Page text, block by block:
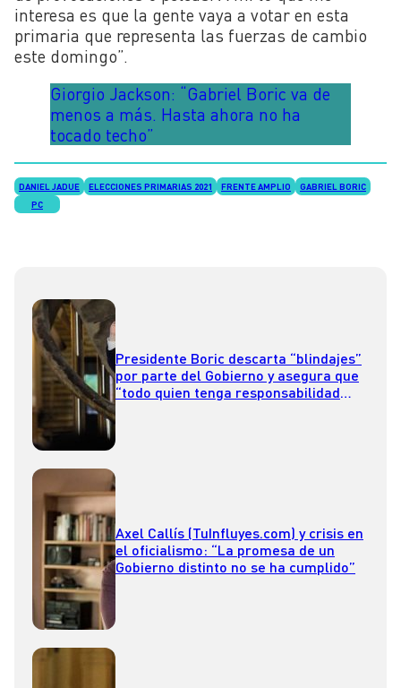
interesa es que la gente vaya a votar en esta
primaria que representa las fuerzas de cambio
este domingo”.
Giorgio Jackson: “Gabriel Boric va de
menos a más. Hasta ahora no ha
tocado techo”
DANIEL JADUE ELECCIONES PRIMARIAS 2021 FRENTE AMPLIO
GABRIEL BORIC
PC
Presidente Boric descarta “blindajes”
por parte del Gobierno y asegura que
“todo quien tenga responsabilidad
Axel Callís (TuInfluyes.com) y crisis en
el oficialismo: “La promesa de un
Gobierno distinto no se ha cumplido”